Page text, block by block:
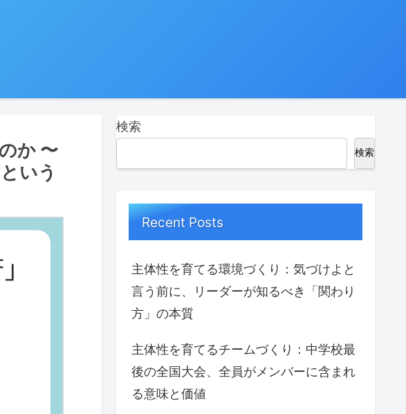
か 〜
いう
検索
検索
Recent Posts
主体性を育てる環境づくり：気づけよと
言う前に、リーダーが知るべき「関わり
方」の本質
主体性を育てるチームづくり：中学校最
後の全国大会、全員がメンバーに含まれ
る意味と価値